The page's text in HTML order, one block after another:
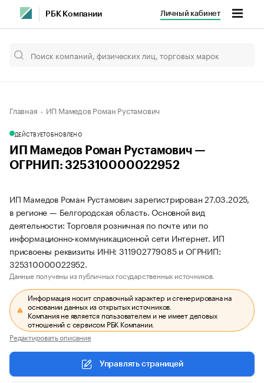
РБК Компании Личный кабинет
Главная ИП Мамедов Роман Рустамович
ДЕЙСТВУЕТОБНОВЛЕНО
ИП Мамедов Роман Рустамович —
ОГРНИП: 325310000022952
ИП Мамедов Роман Рустамович зарегистрирован 27.03.2025,
в регионе — Белгородская область. Основной вид
деятельности: Торговля розничная по почте или по
информационно-коммуникационной сети Интернет. ИП
присвоены реквизиты ИНН: 311902779085 и ОГРНИП:
325310000022952.
Данные получены из публичных государственных источников.
Информация носит справочный характер и сгенерирована на
основании данных из открытых источников.
Компания не является пользователем и не имеет деловых
отношений с сервисом РБК Компании.
Редактировать описание
Управлять страницей